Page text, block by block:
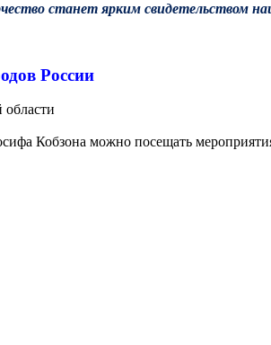
станет ярким свидетельством
России
Кобзона можно посещать